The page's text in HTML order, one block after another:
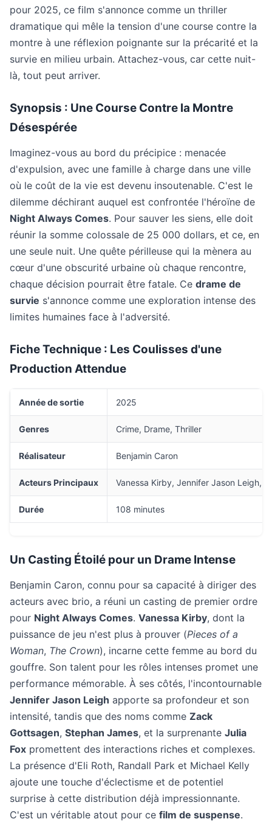
pour 2025, ce film s'annonce comme un thriller
dramatique qui mêle la tension d'une course contre la
montre à une réflexion poignante sur la précarité et la
survie en milieu urbain. Attachez-vous, car cette nuit-
là, tout peut arriver.
Synopsis : Une Course Contre la Montre
Désespérée
Imaginez-vous au bord du précipice : menacée
d'expulsion, avec une famille à charge dans une ville
où le coût de la vie est devenu insoutenable. C'est le
dilemme déchirant auquel est confrontée l'héroïne de
Night Always Comes. Pour sauver les siens, elle doit
réunir la somme colossale de 25 000 dollars, et ce, en
une seule nuit. Une quête périlleuse qui la mènera au
cœur d'une obscurité urbaine où chaque rencontre,
chaque décision pourrait être fatale. Ce drame de
survie s'annonce comme une exploration intense des
limites humaines face à l'adversité.
Fiche Technique : Les Coulisses d'une
Production Attendue
Année de sortie 2025
Genres Crime, Drame, Thriller
Réalisateur Benjamin Caron
Acteurs Principaux Vanessa Kirby, Jennifer Jason Leigh,
Durée 108 minutes
Un Casting Étoilé pour un Drame Intense
Benjamin Caron, connu pour sa capacité à diriger des
acteurs avec brio, a réuni un casting de premier ordre
pour Night Always Comes. Vanessa Kirby, dont la
puissance de jeu n'est plus à prouver (Pieces of a
Woman, The Crown), incarne cette femme au bord du
gouffre. Son talent pour les rôles intenses promet une
performance mémorable. À ses côtés, l'incontournable
Jennifer Jason Leigh apporte sa profondeur et son
intensité, tandis que des noms comme Zack
Gottsagen, Stephan James, et la surprenante Julia
Fox promettent des interactions riches et complexes.
La présence d'Eli Roth, Randall Park et Michael Kelly
ajoute une touche d'éclectisme et de potentiel
surprise à cette distribution déjà impressionnante.
C'est un véritable atout pour ce film de suspense.